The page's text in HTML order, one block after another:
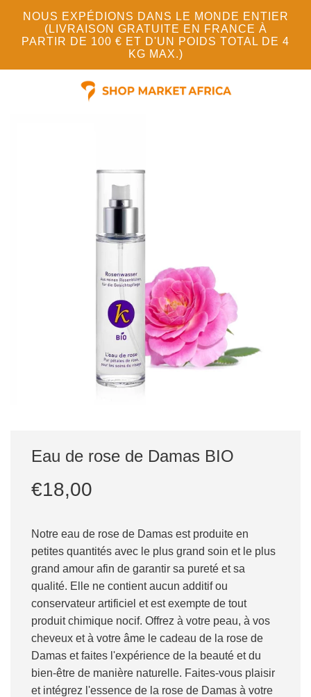
NOUS EXPÉDIONS DANS LE MONDE ENTIER
(LIVRAISON GRATUITE EN FRANCE À
PARTIR DE 100 € ET D'UN POIDS TOTAL DE 4
KG MAX.)
Eau de rose de Damas BIO
Prix
Prix
régulier
€18,00
Notre eau de rose de Damas est produite en
petites quantités avec le plus grand soin et le plus
grand amour afin de garantir sa pureté et sa
qualité. Elle ne contient aucun additif ou
conservateur artificiel et est exempte de tout
produit chimique nocif. Offrez à votre peau, à vos
cheveux et à votre âme le cadeau de la rose de
Damas et faites l'expérience de la beauté et du
bien-être de manière naturelle. Faites-vous plaisir
et intégrez l'essence de la rose de Damas à votre